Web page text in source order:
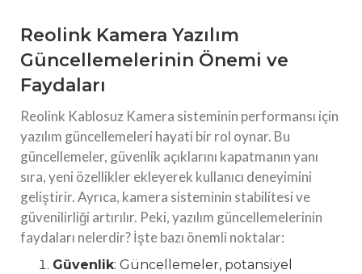
Reolink Kamera Yazılım
Güncellemelerinin Önemi ve
Faydaları
Reolink Kablosuz Kamera sisteminin performansı için
yazılım güncellemeleri hayati bir rol oynar. Bu
güncellemeler, güvenlik açıklarını kapatmanın yanı
sıra, yeni özellikler ekleyerek kullanıcı deneyimini
geliştirir. Ayrıca, kamera sisteminin stabilitesi ve
güvenilirliği artırılır. Peki, yazılım güncellemelerinin
faydaları nelerdir? İşte bazı önemli noktalar:
Güvenlik: Güncellemeler, potansiyel